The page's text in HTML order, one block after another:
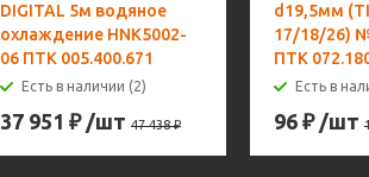
DIGITAL 5м водяное
охлаждение HNK5002-
06 ПТК 005.400.671
Есть в наличии (2)
37 951 ₽ /шт 47 438₽
d19,5мм
17/18/26)
ПТК
Есть в
96 ₽ /шт